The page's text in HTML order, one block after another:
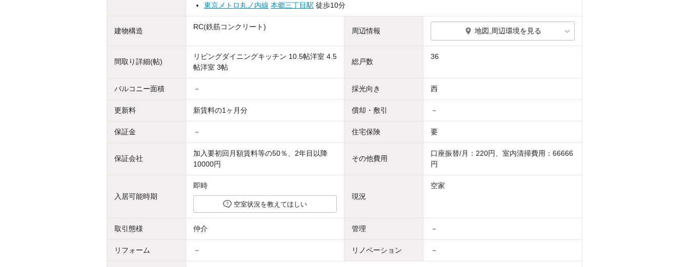
東京メトロ丸ノ内線 本郷三丁目駅 徒歩10分
建物構造 RC(鉄筋コンクリート) 周辺情報 地図,周辺環境を見る
間取り詳細(帖)
リビングダイニングキッチン 10.5帖洋室 4.5
帖洋室 3帖
総戸数
36
バルコニー面積 － 採光向き 西
更新料 新賃料の1ヶ月分 償却・敷引 －
保証金 － 住宅保険 要
保証会社
加入要初回月額賃料等の50％、2年目以降
10000円
その他費用
口座振替/月：220円、室内清掃費用：66666
円
入居可能時期
即時
空室状況を教えてほしい
現況
空家
取引態様 仲介 管理 －
リフォーム － リノベーション －